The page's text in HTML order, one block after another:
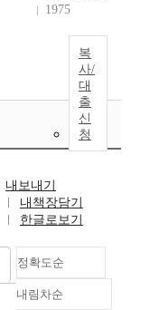
1975
복
사/
대
출
신
청
내보내기
내책장담기
한글로보기
정확도순
정확도
내림차순